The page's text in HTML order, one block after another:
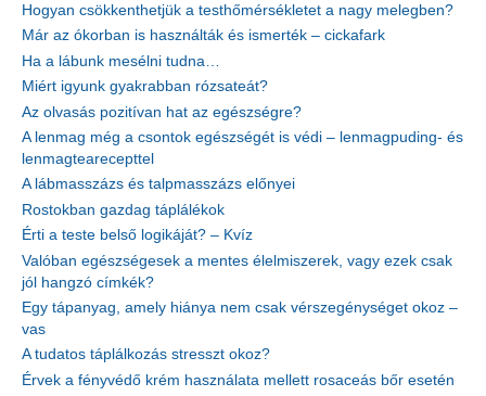
Hogyan csökkenthetjük a testhőmérsékletet a nagy melegben?
Már az ókorban is használták és ismerték – cickafark
Ha a lábunk mesélni tudna…
Miért igyunk gyakrabban rózsateát?
Az olvasás pozitívan hat az egészségre?
A lenmag még a csontok egészségét is védi – lenmagpuding- és
lenmagtearecepttel
A lábmasszázs és talpmasszázs előnyei
Rostokban gazdag táplálékok
Érti a teste belső logikáját? – Kvíz
Valóban egészségesek a mentes élelmiszerek, vagy ezek csak
jól hangzó címkék?
Egy tápanyag, amely hiánya nem csak vérszegénységet okoz –
vas
A tudatos táplálkozás stresszt okoz?
Érvek a fényvédő krém használata mellett rosaceás bőr esetén